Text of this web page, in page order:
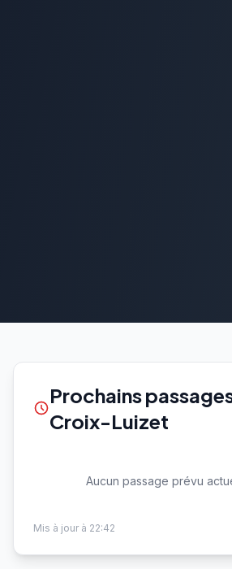
Prochains
Croix-Luizet
Aucun passage prévu
Mis à jour à 22:42